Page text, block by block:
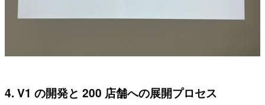
4. V1 の開発と 200 店舗への展開プロセス